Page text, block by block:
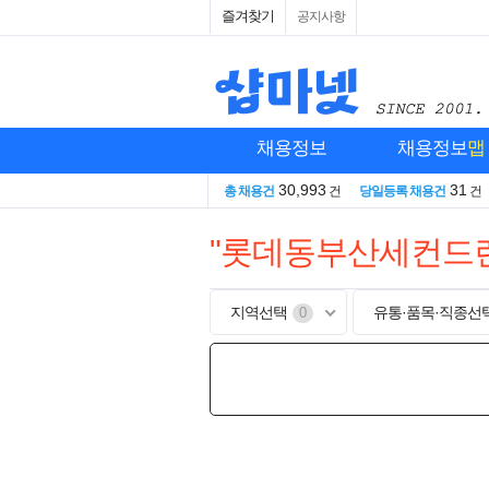
즐겨찾기 공지사항
채용정보 채용정보맵
총 채용건 30,993 건 당일등록 채용건 31 건
"롯데동부산세컨드
지역선택 0 유통·품목·직종선